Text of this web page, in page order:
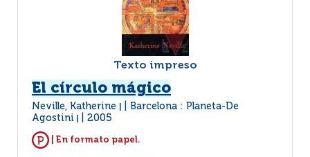
Texto impreso
El círculo mágico
Neville, Katherine
Barcelona : Planeta-De
Agostini
2005
| En formato papel.